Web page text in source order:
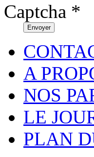
Captcha *
Envoyer
A
NOS
LE
PLAN